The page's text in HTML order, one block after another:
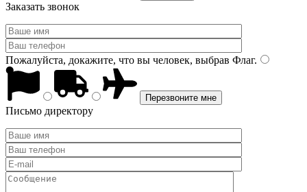
Заказать звонок
Пожалуйста, докажите, что вы человек, выбрав Флаг.
Письмо директору